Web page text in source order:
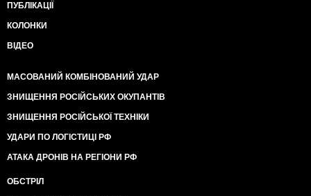
ПУБЛІКАЦІЇ
КОЛОНКИ
ВІДЕО
МАСОВАНИЙ КОМБІНОВАНИЙ УДАР
ЗНИЩЕННЯ РОСІЙСЬКИХ ОКУПАНТІВ
ЗНИЩЕННЯ РОСІЙСЬКОЇ ТЕХНІКИ
УДАРИ ПО ЛОГІСТИЦІ РФ
АТАКА ДРОНІВ НА РЕГІОНИ РФ
ОБСТРІЛ